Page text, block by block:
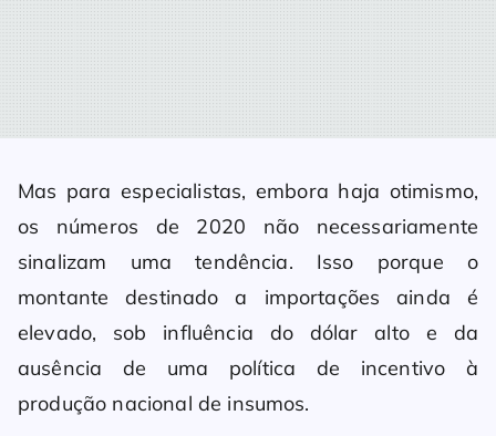
Mas para especialistas, embora haja otimismo,
os números de 2020 não necessariamente
sinalizam uma tendência. Isso porque o
montante destinado a importações ainda é
elevado, sob influência do dólar alto e da
ausência de uma política de incentivo à
produção nacional de insumos.